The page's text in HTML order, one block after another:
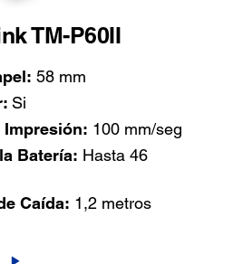
TM-P60II
58 mm
Si
Impresión: 100 mm/seg
Batería: Hasta 46
Caída: 1,2 metros